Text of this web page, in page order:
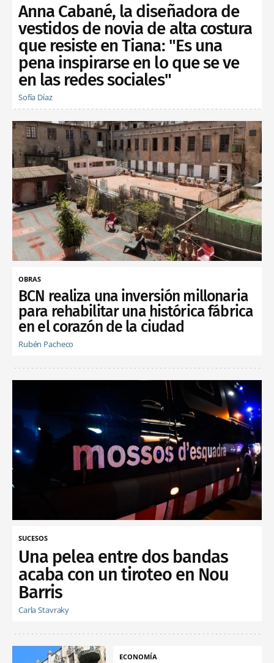
Anna Cabané, la diseñadora de
vestidos de novia de alta costura
que resiste en Tiana: "Es una
pena inspirarse en lo que se ve
en las redes sociales"
Sofía Díaz
OBRAS
BCN realiza una inversión millonaria
para rehabilitar una histórica fábrica
en el corazón de la ciudad
Rubén Pacheco
SUCESOS
Una pelea entre dos bandas
acaba con un tiroteo en Nou
Barris
Carla Stavraky
ECONOMÍA